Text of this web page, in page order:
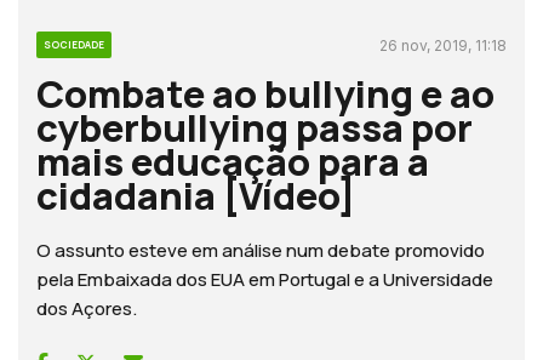
SOCIEDADE 26 nov, 2019, 11:18
Combate ao bullying e ao
cyberbullying passa por
mais educação para a
cidadania [Vídeo]
O assunto esteve em análise num debate promovido
pela Embaixada dos EUA em Portugal e a Universidade
dos Açores.